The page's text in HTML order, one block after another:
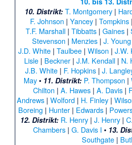
10. Distrikt: T. Montgomery |
F. Johnson | Yancey | Tompkins |
T.F. Marshall| Tibbatts| Gaines|
Stevenson | Menzies| J. Young
J.D. White| Taulbee| Wilson | J.W.
Lisle| Beckner| J.M. Kendall| N.
J.B. White | F. Hopkins | J.
May• 11. Distrikt: P. Thompson |
Chilton | A. Hawes | A. Davis |
Andrews | Wolford | H. Finley |
Boreing | Hunter | Edwards |
12. Distrikt: R. Henry| J. Henry|
Chambers| G. Davis I • 13.
Southgate |